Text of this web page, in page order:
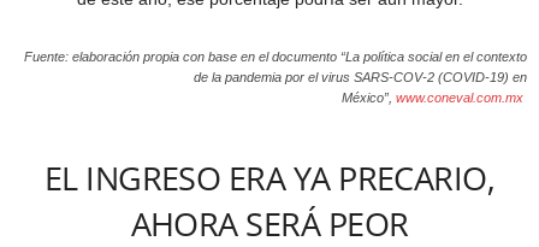
Fuente: elaboración propia con base en el documento “La política social en el contexto
de la pandemia por el virus SARS-COV-2 (COVID-19) en
México”, www.coneval.com.mx
EL INGRESO ERA YA PRECARIO,
AHORA SERÁ PEOR